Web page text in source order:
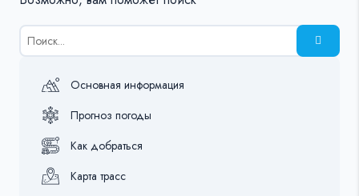
Результаты
поиска
Основная информация
Прогноз погоды
Как добраться
Карта трасс